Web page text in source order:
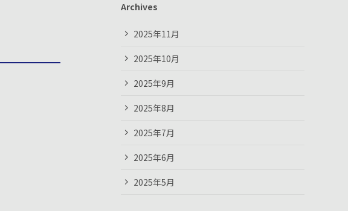
Archives
2025年11月
2025年10月
2025年9月
2025年8月
2025年7月
2025年6月
2025年5月